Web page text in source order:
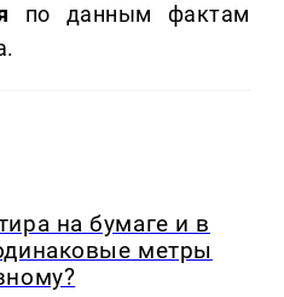
по данным фактам
на бумаге и в
метры